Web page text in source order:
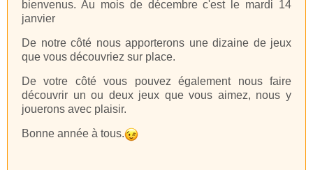
bienvenus. Au mois de décembre c'est le mardi 14
janvier
De notre côté nous apporterons une dizaine de jeux
que vous découvriez sur place.
De votre côté vous pouvez également nous faire
découvrir un ou deux jeux que vous aimez, nous y
jouerons avec plaisir.
Bonne année à tous.